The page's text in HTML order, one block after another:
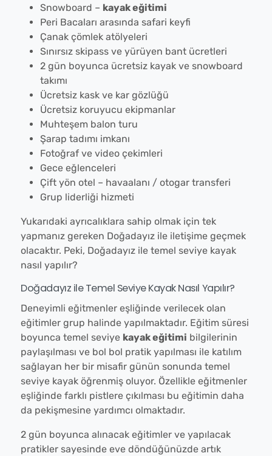
Snowboard – kayak eğitimi
Peri Bacaları arasında safari keyfi
Çanak çömlek atölyeleri
Sınırsız skipass ve yürüyen bant ücretleri
2 gün boyunca ücretsiz kayak ve snowboard
takımı
Ücretsiz kask ve kar gözlüğü
Ücretsiz koruyucu ekipmanlar
Muhteşem balon turu
Şarap tadımı imkanı
Fotoğraf ve video çekimleri
Gece eğlenceleri
Çift yön otel – havaalanı / otogar transferi
Grup liderliği hizmeti
Yukarıdaki ayrıcalıklara sahip olmak için tek
yapmanız gereken Doğadayız ile iletişime geçmek
olacaktır. Peki, Doğadayız ile temel seviye kayak
nasıl yapılır?
Doğadayız ile Temel Seviye Kayak Nasıl Yapılır?
Deneyimli eğitmenler eşliğinde verilecek olan
eğitimler grup halinde yapılmaktadır. Eğitim süresi
boyunca temel seviye kayak eğitimi bilgilerinin
paylaşılması ve bol bol pratik yapılması ile katılım
sağlayan her bir misafir günün sonunda temel
seviye kayak öğrenmiş oluyor. Özellikle eğitmenler
eşliğinde farklı pistlere çıkılması bu eğitimin daha
da pekişmesine yardımcı olmaktadır.
2 gün boyunca alınacak eğitimler ve yapılacak
pratikler sayesinde eve döndüğünüzde artık